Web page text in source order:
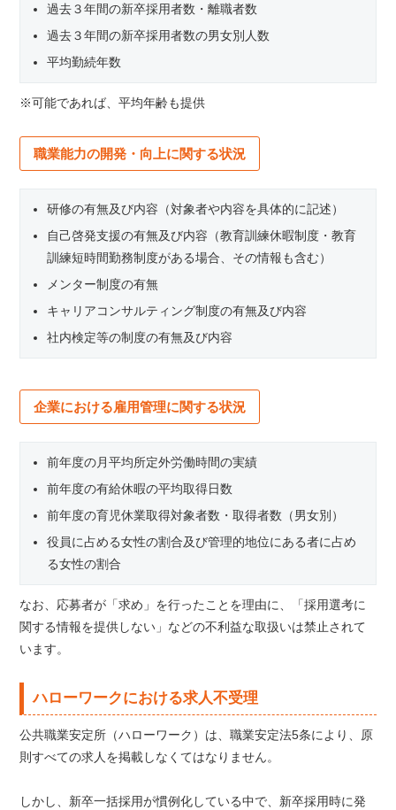
過去３年間の新卒採用者数・離職者数
過去３年間の新卒採用者数の男女別人数
平均勤続年数
※可能であれば、平均年齢も提供
職業能力の開発・向上に関する状況
研修の有無及び内容（対象者や内容を具体的に記述）
自己啓発支援の有無及び内容（教育訓練休暇制度・教育
訓練短時間勤務制度がある場合、その情報も含む）
メンター制度の有無
キャリアコンサルティング制度の有無及び内容
社内検定等の制度の有無及び内容
企業における雇用管理に関する状況
前年度の月平均所定外労働時間の実績
前年度の有給休暇の平均取得日数
前年度の育児休業取得対象者数・取得者数（男女別）
役員に占める女性の割合及び管理的地位にある者に占め
る女性の割合
なお、応募者が「求め」を行ったことを理由に、「採用選考に
関する情報を提供しない」などの不利益な取扱いは禁止されて
います。
ハローワークにおける求人不受理
公共職業安定所（ハローワーク）は、職業安定法5条により、原
則すべての求人を掲載しなくてはなりません。
しかし、新卒一括採用が慣例化している中で、新卒採用時に発